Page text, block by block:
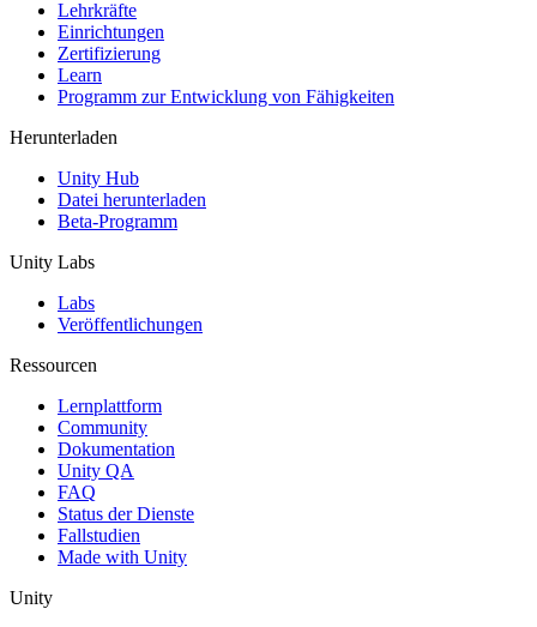
XR-Spiele
XR-Spiele plattformübergreifend starten
Multiplayer-Spiele
Vereinfachte Entwicklung von Multiplayer-Spielen
Lehrkräfte
Einrichtungen
Zertifizierung
Learn
Programm zur Entwicklung von Fähigkeiten
Herunterladen
Unity Hub
Datei herunterladen
Beta-Programm
Unity Labs
Labs
Veröffentlichungen
Ressourcen
Lernplattform
Community
Dokumentation
Unity QA
FAQ
Status der Dienste
Fallstudien
Made with Unity
Unity